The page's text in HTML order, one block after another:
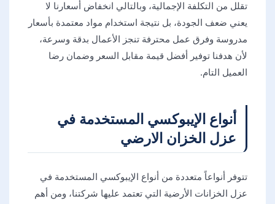
تقلل من التكلفة الإجمالية، وبالتالي انخفاض أسعارنا لا
يعني ضعف الجودة، بل نتيجة استخدام مواد معتمدة بأسعار
مدروسة وفرق عمل محترفة تنجز الأعمال بدقة وسرعة،
لأن هدفنا توفير أفضل قيمة مقابل السعر وضمان رضا
العميل التام.
أنواع الإيبوكسي المستخدمة في
عزل الخزان الارضي
تتوفر أنواعاً متعددة من أنواع الإيبوكسي المستخدمة في
عزل الخزانات الأرضية التي تعتمد عليها شركتنا، ومن أهم